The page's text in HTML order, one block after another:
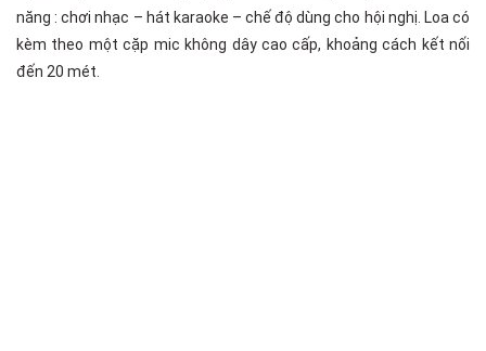
năng : chơi nhạc – hát karaoke – chế độ dùng cho hội nghị. Loa có
kèm theo một cặp mic không dây cao cấp, khoảng cách kết nối
đến 20 mét.